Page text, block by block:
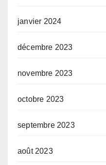
janvier 2024
décembre 2023
novembre 2023
octobre 2023
septembre 2023
août 2023